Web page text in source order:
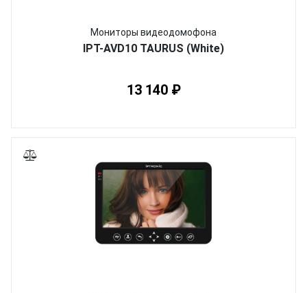
Мониторы видеодомофона
IPT-AVD10 TAURUS (White)
13 140 ₽